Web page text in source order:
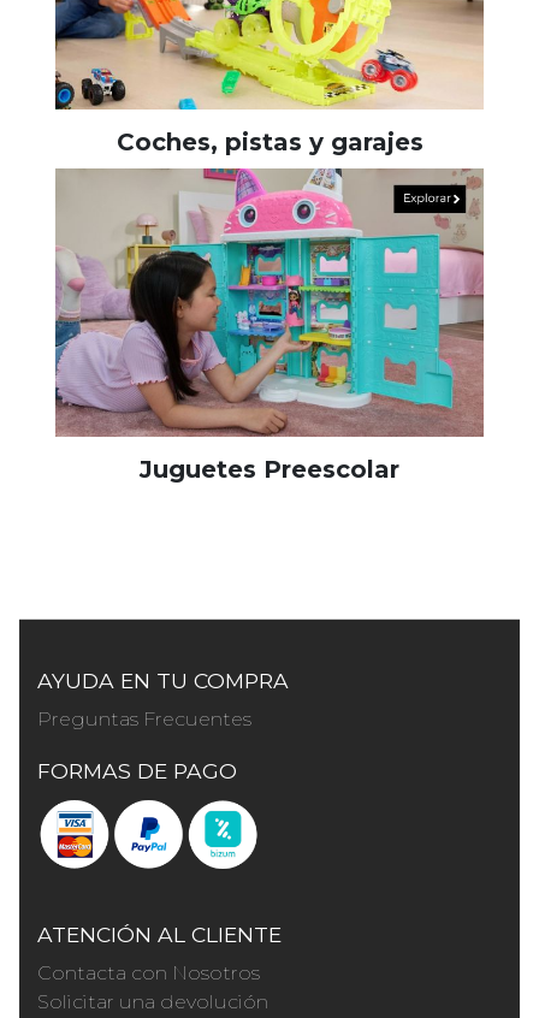
Coches, pistas y garajes
Juguetes Preescolar
AYUDA EN TU COMPRA
Preguntas Frecuentes
FORMAS DE PAGO
ATENCIÓN AL CLIENTE
Contacta con Nosotros
Solicitar una devolución